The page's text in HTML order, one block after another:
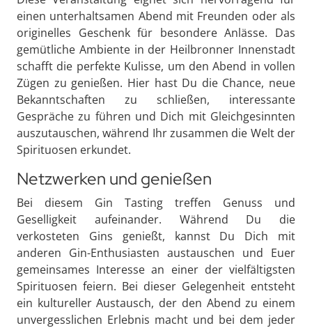
einen unterhaltsamen Abend mit Freunden oder als
originelles Geschenk für besondere Anlässe. Das
gemütliche Ambiente in der Heilbronner Innenstadt
schafft die perfekte Kulisse, um den Abend in vollen
Zügen zu genießen. Hier hast Du die Chance, neue
Bekanntschaften zu schließen, interessante
Gespräche zu führen und Dich mit Gleichgesinnten
auszutauschen, während Ihr zusammen die Welt der
Spirituosen erkundet.
Netzwerken und genießen
Bei diesem Gin Tasting treffen Genuss und
Geselligkeit aufeinander. Während Du die
verkosteten Gins genießt, kannst Du Dich mit
anderen Gin-Enthusiasten austauschen und Euer
gemeinsames Interesse an einer der vielfältigsten
Spirituosen feiern. Bei dieser Gelegenheit entsteht
ein kultureller Austausch, der den Abend zu einem
unvergesslichen Erlebnis macht und bei dem jeder